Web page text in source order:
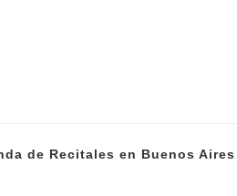
de Recitales en Buenos Aires